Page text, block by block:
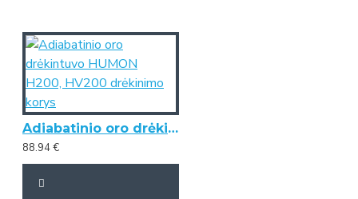
Adiabatinio oro drėkintuvo HUMON H200, HV200 drėkinimo korys
88.94 €